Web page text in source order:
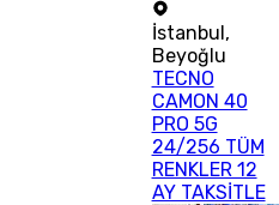
İstanbul,
Beyoğlu
TECNO
CAMON 40
PRO 5G
24/256 TÜM
RENKLER 12
AY TAKSİTLE